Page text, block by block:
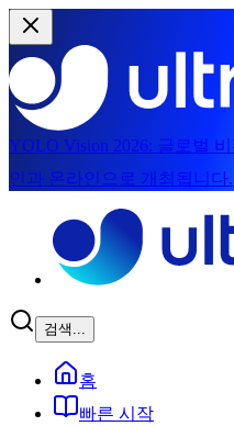
YOLO Vision 2026: 글로벌
인과 온라인으로 개최됩니다.
검색...
홈
빠른 시작